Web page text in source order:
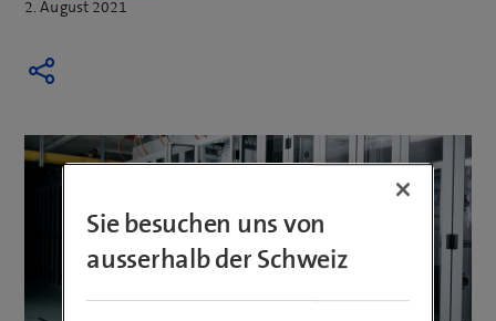
2. August 2021
Sie besuchen uns von
ausserhalb der Schweiz